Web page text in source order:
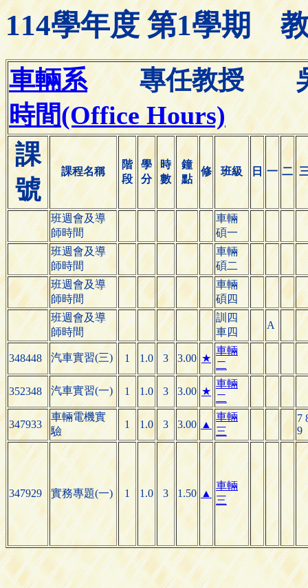
114學年度 第1學期
車輛系專任教授
時間(Office Hours)
課
號
課程名稱
階
段
學
分
時
數
鐘
點
修 班級 日 一 二
班週會及導
師時間
車輛
碩一
班週會及導
師時間
車輛
碩二
班週會及導
師時間
車輛
碩四
班週會及導
師時間
訓四
車四
A
348448 汽車實習(三) 1 1.0 3 3.00 ★
車輛
二
352348 汽車實習(一) 1 1.0 3 3.00 ★
車輛
二
347933
車輛電機實
驗
1 1.0 3 3.00 ▲
車輛
三
7
9
347929 實務專題(一) 1 1.0 3 1.50 ▲
車輛
三